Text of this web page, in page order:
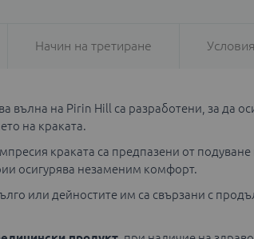
вълна на Pirin Hill са разработени, за да
на краката.
краката са предпазени от подуване
осигурява незаменим комфорт.
или дейностите им са свързани с
Начин на третиране